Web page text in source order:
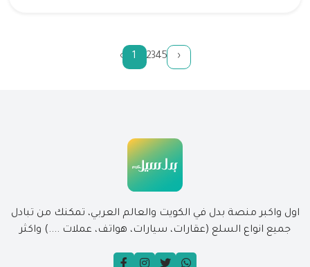
‹ 1 2345 ›
اول واكبر منصة بدل في الكويت والعالم العربي، تمكنك من تبادل
جميع انواع السلع (عقارات، سيارات، هواتف، عملات ....) واكثر